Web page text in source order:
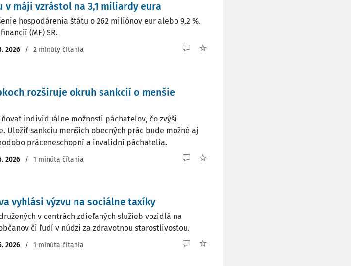
máji vzrástol na 3,1 miliardy eura
hospodárenia štátu o 262 miliónov eur alebo 9,2 %.
(MF) SR.
2026 / 2 minúty čítania
rozširuje okruh sankcií o menšie
individuálne možnosti páchateľov, čo zvýši
Uložiť sankciu menších obecných prác bude možné aj
práceneschopní a invalidní páchatelia.
2026 / 1 minúta čítania
vyhlási výzvu na sociálne taxíky
v centrách zdieľaných služieb vozidlá na
či ľudí v núdzi za zdravotnou starostlivosťou.
2026 / 1 minúta čítania